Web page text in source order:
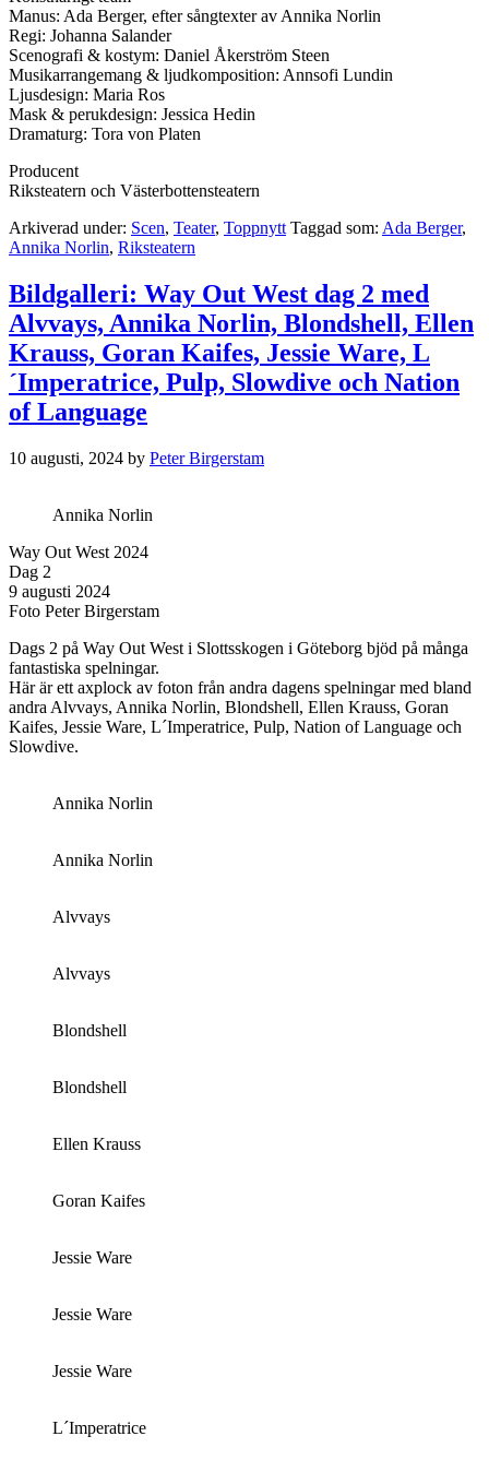
Manus: Ada Berger, efter sångtexter av Annika Norlin
Regi: Johanna Salander
Scenografi & kostym: Daniel Åkerström Steen
Musikarrangemang & ljudkomposition: Annsofi Lundin
Ljusdesign: Maria Ros
Mask & perukdesign: Jessica Hedin
Dramaturg: Tora von Platen
Producent
Riksteatern och Västerbottensteatern
Arkiverad under: Scen, Teater, Toppnytt Taggad som: Ada Berger,
Annika Norlin, Riksteatern
Bildgalleri: Way Out West dag 2 med
Alvvays, Annika Norlin, Blondshell, Ellen
Krauss, Goran Kaifes, Jessie Ware, L
´Imperatrice, Pulp, Slowdive och Nation
of Language
10 augusti, 2024 by Peter Birgerstam
Annika Norlin
Way Out West 2024
Dag 2
9 augusti 2024
Foto Peter Birgerstam
Dags 2 på Way Out West i Slottsskogen i Göteborg bjöd på många
fantastiska spelningar.
Här är ett axplock av foton från andra dagens spelningar med bland
andra Alvvays, Annika Norlin, Blondshell, Ellen Krauss, Goran
Kaifes, Jessie Ware, L´Imperatrice, Pulp, Nation of Language och
Slowdive.
Annika Norlin
Annika Norlin
Alvvays
Alvvays
Blondshell
Blondshell
Ellen Krauss
Goran Kaifes
Jessie Ware
Jessie Ware
Jessie Ware
L´Imperatrice